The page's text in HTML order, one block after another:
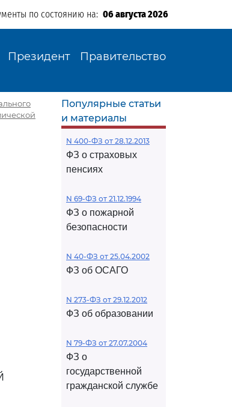
по состоянию на: 06 августа 2026
Президент Правительство
Популярные статьи
и материалы
N 400-ФЗ от 28.12.2013
ФЗ о страховых
пенсиях
N 69-ФЗ от 21.12.1994
ФЗ о пожарной
безопасности
N 40-ФЗ от 25.04.2002
ФЗ об ОСАГО
N 273-ФЗ от 29.12.2012
ФЗ об образовании
N 79-ФЗ от 27.07.2004
ФЗ о
государственной
гражданской службе